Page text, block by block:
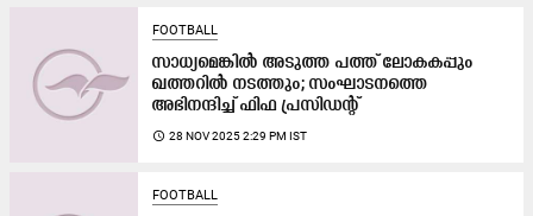
FOOTBALL
സാധ്യമെങ്കിൽ അടുത്ത പത്ത് ലോകകപ്പും
ഖത്തറിൽ നടത്തും; സംഘാടനത്തെ
അഭിനന്ദിച്ച് ഫിഫ പ്രസിഡന്റ്
access_time 28 NOV 2025 2:29 PM IST
FOOTBALL